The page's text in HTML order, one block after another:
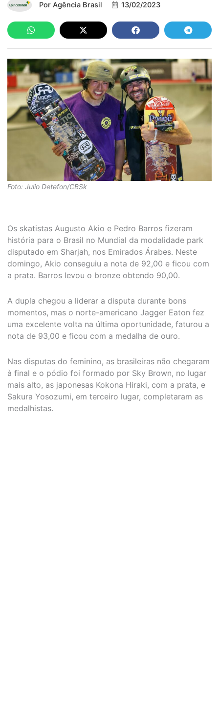
Por Agência Brasil 13/02/2023
Foto: Julio Detefon/CBSk
Os skatistas Augusto Akio e Pedro Barros fizeram
história para o Brasil no Mundial da modalidade park
disputado em Sharjah, nos Emirados Árabes. Neste
domingo, Akio conseguiu a nota de 92,00 e ficou com
a prata. Barros levou o bronze obtendo 90,00.
A dupla chegou a liderar a disputa durante bons
momentos, mas o norte-americano Jagger Eaton fez
uma excelente volta na última oportunidade, faturou a
nota de 93,00 e ficou com a medalha de ouro.
Nas disputas do feminino, as brasileiras não chegaram
à final e o pódio foi formado por Sky Brown, no lugar
mais alto, as japonesas Kokona Hiraki, com a prata, e
Sakura Yosozumi, em terceiro lugar, completaram as
medalhistas.